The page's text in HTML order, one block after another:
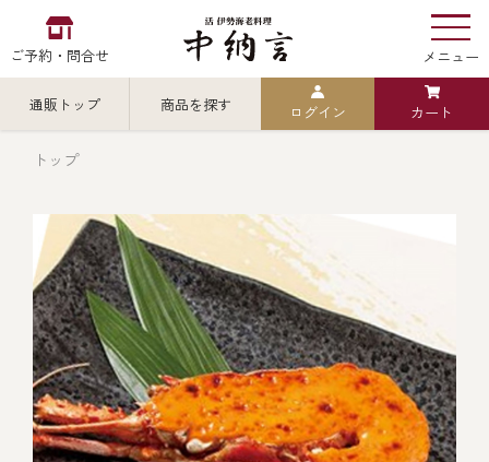
ご予約・問合せ メニュー
中納言の伊勢海老
用途・シーン
レストラン
通販トップ 商品を探す
カテゴリから探す 全ての商品を見る
伊勢海老
全ての商品を見る
ごちそう重
ログイン カート
トップ